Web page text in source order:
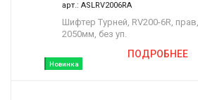
Новинка
арт.: ASLRV2006RA
Шифтер Турней, RV200-6R,
2050мм, без уп.
ПОДРОБНЕЕ